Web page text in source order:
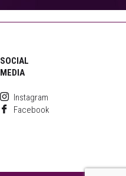
SOCIAL
MEDIA
Instagram
Facebook